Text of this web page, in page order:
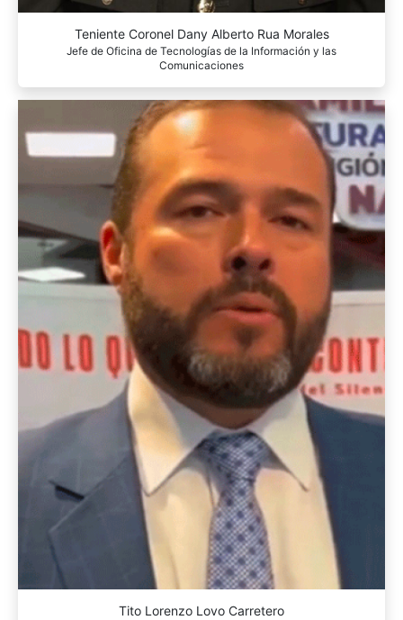
Teniente Coronel Dany Alberto Rua Morales
Jefe de Oficina de Tecnologías de la Información y las
Comunicaciones
Tito Lorenzo Lovo Carretero